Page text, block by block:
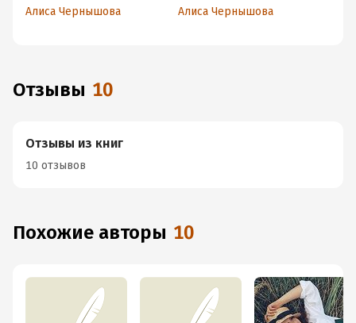
Алиса Чернышова
Алиса Чернышова
Отзывы 10
Отзывы из книг
10 отзывов
Похожие авторы 10